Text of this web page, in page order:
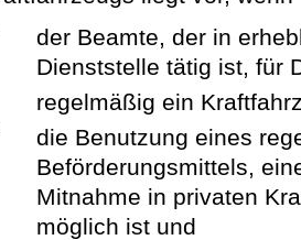
der Beamte, der in
Dienststelle tätig ist, für
regelmäßig ein
die Benutzung eines
Beförderungsmittels,
Mitnahme in privaten
möglich ist und